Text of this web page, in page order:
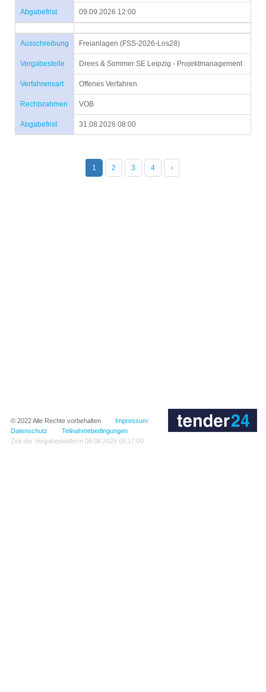
Abgabefrist 09.09.2026 12:00
Ausschreibung Freianlagen (FSS-2026-Los28)
Vergabestelle Drees & Sommer SE Leipzig - Projektmanagement
Verfahrensart Offenes Verfahren
Rechtsrahmen VOB
Abgabefrist 31.08.2026 08:00
1 2 3 4 ›
© 2022Alle Rechte vorbehalten
Impressum
Datenschutz
Teilnahmebedingungen
Zeit der Vergabeplattform 08.08.2026 05:17:00